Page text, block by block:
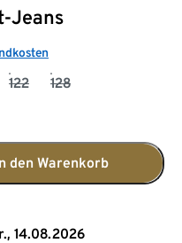
Jeans
122 128
den Warenkorb
14.08.2026